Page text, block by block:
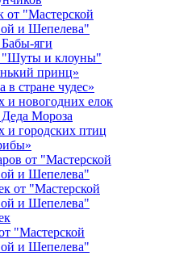
от "Мастерской
и Шепелева"
яги
"Шуты и клоуны"
принц»
стране чудес»
и новогодних елок
Мороза
и городских птиц
от "Мастерской
и Шепелева"
от "Мастерской
и Шепелева"
"Мастерской
и Шепелева"